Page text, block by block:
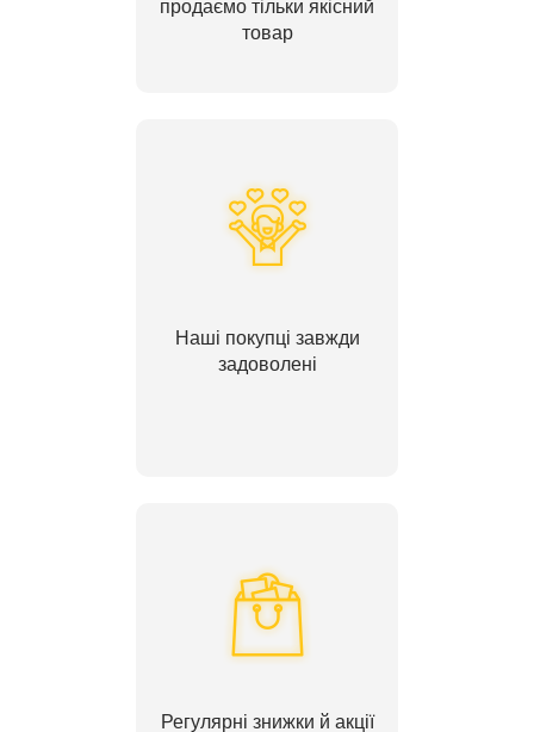
продаємо тільки якісний
товар
Наші покупці завжди
задоволені
Регулярні знижки й акції